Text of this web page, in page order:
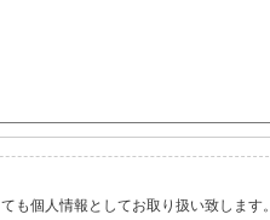
も個人情報としてお取り扱い致します。